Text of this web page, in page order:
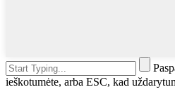
ieškotumėte, arba ESC, kad